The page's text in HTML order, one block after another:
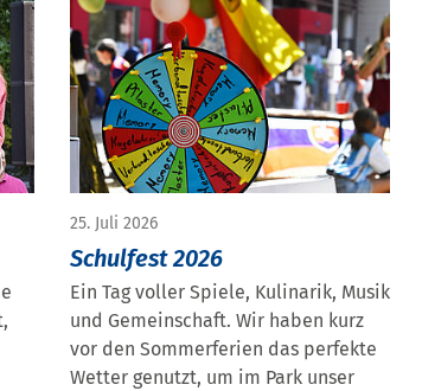
25. Juli 2026
Schulfest 2026
Ein Tag voller Spiele, Kulinarik, Musik
und Gemeinschaft. Wir haben kurz
vor den Sommerferien das perfekte
Wetter genutzt, um im Park unser